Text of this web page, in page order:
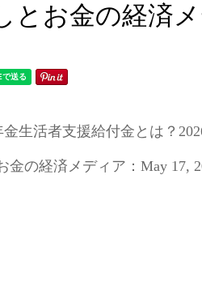
とお金の経済
金生活者支援給付金とは？
金の経済メディア：May 17,